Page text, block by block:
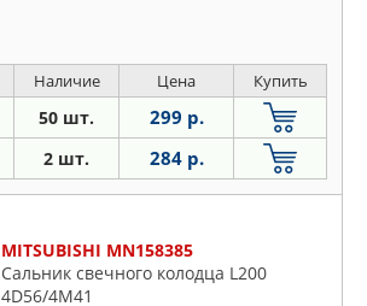
Наличие Цена Купить
50 шт. 299 р.
2 шт. 284 р.
MITSUBISHI MN158385
Сальник свечного колодца L200
4D56/4M41